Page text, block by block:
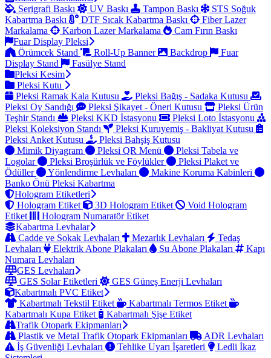
Serigrafi Baskı
UV Baskı Tampon Baskı
STS Soğuk
Kabartma Baskı
DTF Sıcak Kabartma Baskı
Fiber Lazer
Markalama
Karbon Lazer Markalama
Cam Fırın Baskı
Fuar Display Pleksi
Örümcek Stand
Roll-Up Banner Backdrop
Fuar
Display Stand
Fasülye Stand
Pleksi Kesim
Pleksi Kutu
Pleksi Ramak Kala Kutusu
Pleksi Bağış - Sadaka Kutusu
Pleksi Oy Sandığı
Pleksi Şikayet - Öneri Kutusu
Pleksi Ürün
Teşhir Standı
Pleksi KKD İstasyonu
Pleksi Loto İstasyonu
Pleksi Koleksiyon Standı
Pleksi Kuruyemiş - Bakliyat Kutusu
Pleksi Anket Kutusu
Pleksi Bahşiş Kutusu
Mimik Diyagram
Pleksi QR Menü
Pleksi Tabela ve
Logolar
Pleksi Broşürlük ve Föylükler
Pleksi Plaket ve
Ödüller
Yönlendirme Levhaları
Makine Koruma Kabinleri
Banko Önü Pleksi Kabartma
Hologram Etiketleri
Hologram Etiket
3D Hologram Etiket
Void Hologram
Etiket
Hologram Numaratör Etiket
Kabartma Levhalar
Cadde ve Sokak Levhaları
Mezarlık Levhaları
Tedaş
Levhaları
Elektrik Abone Plakaları Su Abone Plakaları
Kapı
Numara Levhaları
GES Levhaları
GES Solar Etiketleri
GES Güneş Enerji Levhaları
Kabartmalı PVC Etiket
Kabartmalı Tekstil Etiket
Kabartmalı Termos Etiket
Kabartmalı Kupa Etiket
Kabartmalı Şişe Etiket
Trafik Otopark Ekipmanları
Plastik ve Metal Trafik Otopark Ekipmanları
ADR Levhaları
İş Güvenliği Levhaları
Tehlike Uyarı İşaretleri
Ledli İkaz